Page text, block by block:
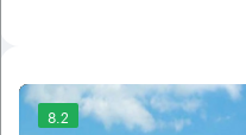
8.2